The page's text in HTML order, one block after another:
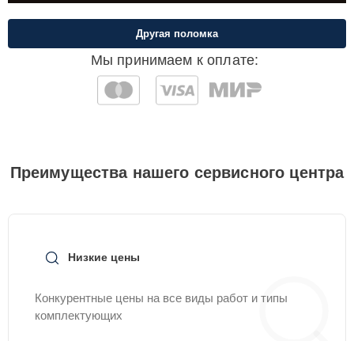
Мы принимаем к оплате:
Другая поломка
Преимущества нашего сервисного центра
Низкие цены
Конкурентные цены на все виды работ и типы
комплектующих